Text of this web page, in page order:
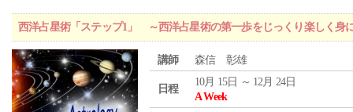
西洋占星術「ステップ1」 ～西洋占星術の第一歩をじっくり楽しく身
講師 森信 彰雄
日程
10月 15日 ～ 12月 24日
A Week